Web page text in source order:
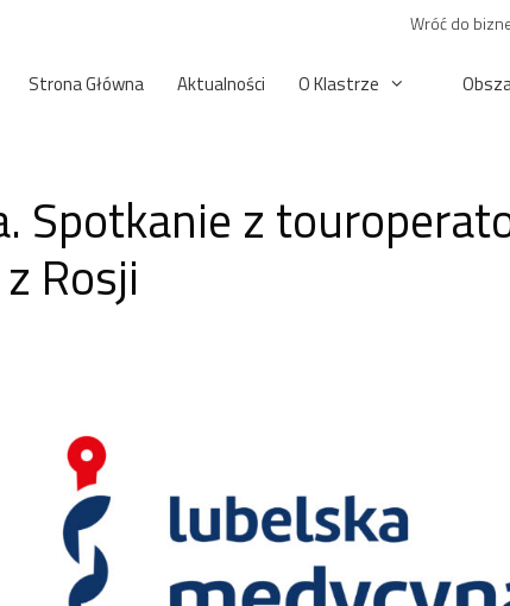
Wróć do
Strona Główna Aktualności O Klastrze
Spotkanie z
Rosji